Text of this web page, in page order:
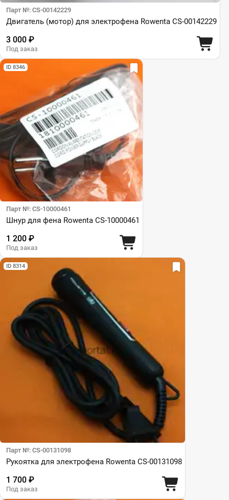
Парт №: CS-00142229
Двигатель (мотор) для электрофена Rowenta CS-00142229
3 000 ₽
Под заказ
ID 8346
Парт №: CS-10000461
Шнур для фена Rowenta CS-10000461
1 200 ₽
Под заказ
ID 8314
Парт №: CS-00131098
Рукоятка для электрофена Rowenta CS-00131098
1 700 ₽
Под заказ